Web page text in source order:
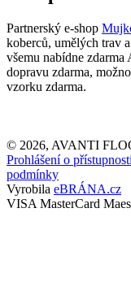
Partnerský e-shop
koberců, umělých trav
všemu nabídne
dopravu zdarma,
vzorku zdarma.
© 2026, AVANTI
Prohlášení o přístupnosti
podmínky
Vyrobila eBRÁNA.cz
VISA MasterCard